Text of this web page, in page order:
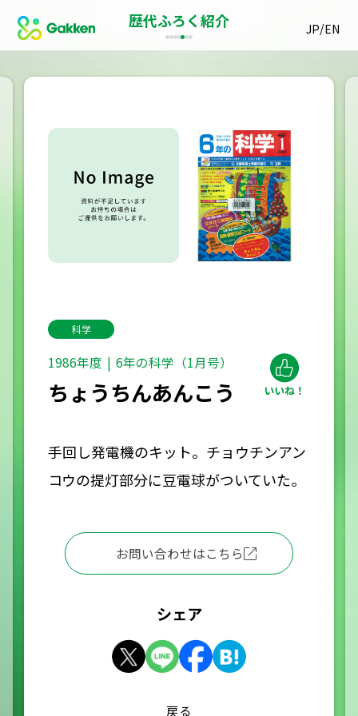
JP/EN
歴代ふろく紹介
科学
1986年度 6年の科学（1月号）
ちょうちんあんこう
手回し発電機のキット。チョウチンアン
コウの提灯部分に豆電球がついていた。
お問い合わせはこちら
シェア
戻る